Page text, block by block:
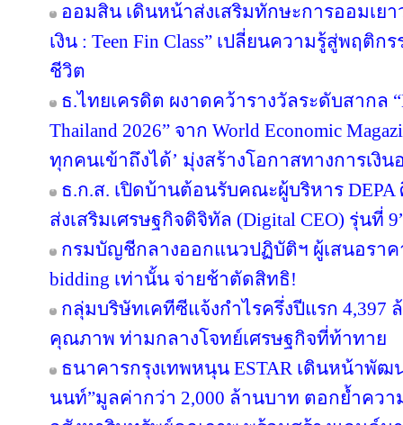
ออมสิน เดินหน้าส่งเสริมทักษะการออมเยา
เงิน : Teen Fin Class” เปลี่ยนความรู้สู่พฤติ
ชีวิต
ธ.ไทยเครดิต ผงาดคว้ารางวัลระดับสากล
Thailand 2026” จาก World Economic
ทุกคนเข้าถึงได้’ มุ่งสร้างโอกาสทางการเงิน
ธ.ก.ส. เปิดบ้านต้อนรับคณะผู้บริหาร
ส่งเสริมเศรษฐกิจดิจิทัล (Digital CEO) รุ่นที่
กรมบัญชีกลางออกแนวปฏิบัติฯ ผู้เสนอราค
bidding เท่านั้น จ่ายช้าตัดสิทธิ!
กลุ่มบริษัทเคทีซีแจ้งกำไรครึ่งปีแรก 4,397
คุณภาพ ท่ามกลางโจทย์เศรษฐกิจที่ท้าทาย
ธนาคารกรุงเทพหนุน ESTAR เดินหน้าพัฒน
นนท์”มูลค่ากว่า 2,000 ล้านบาท ตอกย้ำคว